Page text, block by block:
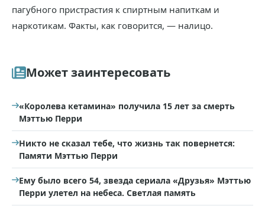
пагубного пристрастия к спиртным напиткам и
наркотикам. Факты, как говорится, — налицо.
Может заинтересовать
«Королева кетамина» получила 15 лет за смерть
Мэттью Перри
Никто не сказал тебе, что жизнь так повернется:
Памяти Мэттью Перри
Ему было всего 54, звезда сериала «Друзья» Мэттью
Перри улетел на небеса. Светлая память